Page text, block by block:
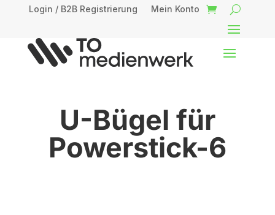
Login / B2B Registrierung Mein Konto
U-Bügel für
Powerstick-6